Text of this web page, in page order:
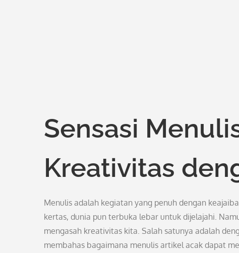
Sensasi
Kreativitas
Menulis adalah kegiatan yang penuh dengan
kertas, dunia pun terbuka lebar untuk dijelajahi.
mengasah kreativitas kita. Salah satunya adalah
membahas bagaimana menulis artikel acak dapat